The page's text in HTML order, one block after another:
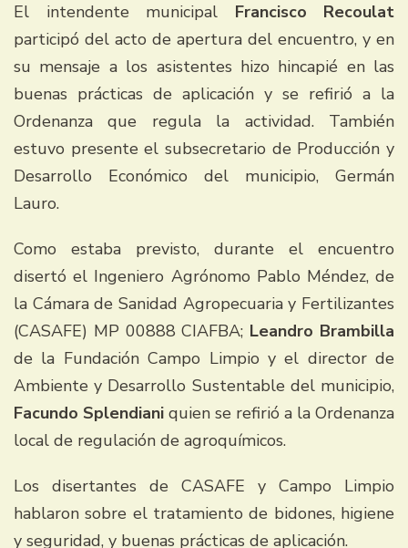
El intendente municipal Francisco Recoulat
participó del acto de apertura del encuentro, y en
su mensaje a los asistentes hizo hincapié en las
buenas prácticas de aplicación y se refirió a la
Ordenanza que regula la actividad. También
estuvo presente el subsecretario de Producción y
Desarrollo Económico del municipio, Germán
Lauro.
Como estaba previsto, durante el encuentro
disertó el Ingeniero Agrónomo Pablo Méndez, de
la Cámara de Sanidad Agropecuaria y Fertilizantes
(CASAFE) MP 00888 CIAFBA; Leandro Brambilla
de la Fundación Campo Limpio y el director de
Ambiente y Desarrollo Sustentable del municipio,
Facundo Splendiani quien se refirió a la Ordenanza
local de regulación de agroquímicos.
Los disertantes de CASAFE y Campo Limpio
hablaron sobre el tratamiento de bidones, higiene
y seguridad, y buenas prácticas de aplicación.